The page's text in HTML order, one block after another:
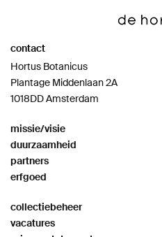
contact
Hortus Botanicus
Plantage Middenlaan 2A
1018DD Amsterdam
missie/visie
duurzaamheid
partners
erfgoed
collectiebeheer
vacatures